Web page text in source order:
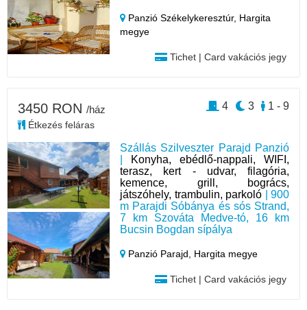
Panzió Székelykeresztúr, Hargita
megye
Tichet | Card vakációs jegy
Szállás Szilveszter Parajd Panzió
Konyha, ebédlő-nappali, WIFI,
terasz, kert - udvar, filagória,
kemence, grill, bogrács,
játszóhely, trambulin, parkoló | 900
m Parajdi Sóbánya és sós Strand,
7 km Szováta Medve-tó, 16 km
Bucsin Bogdan sípálya
Panzió Parajd, Hargita megye
Tichet | Card vakációs jegy
3450 RON /ház
Étkezés feláras
1 - 9
3
4